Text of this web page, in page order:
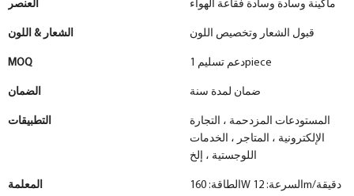
ماكينة وسادة وسادة فقاعة الهواء
الشعار & اللون قبول الشعار وتخصيص اللون
MOQ دعم تسليم 1piece
الضمان ضمان لمدة سنة
التطبيقات
المستودعات المزدحمة ، التجارة
الإلكترونية ، المتاجر ، الخدمات
اللوجستية ، إلخ
المعلمة
الطاقة: 160W السرعة: 12m/دقيقة